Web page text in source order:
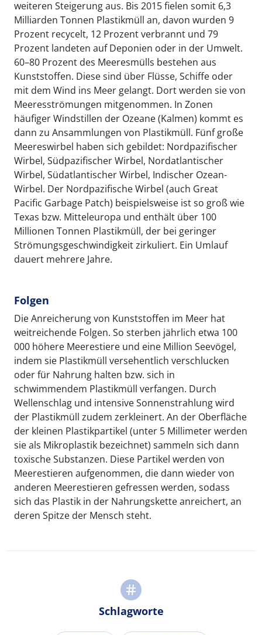
weiteren Steigerung aus. Bis 2015 fielen somit 6,3
Milliarden Tonnen Plastikmüll an, davon wurden 9
Prozent recycelt, 12 Prozent verbrannt und 79
Prozent landeten auf Deponien oder in der Umwelt.
60–80 Prozent des Meeresmülls bestehen aus
Kunststoffen. Diese sind über Flüsse, Schiffe oder
mit dem Wind ins Meer gelangt. Dort werden sie von
Meeresströmungen mitgenommen. In Zonen
häufiger Windstillen der Ozeane (Kalmen) kommt es
dann zu Ansammlungen von Plastikmüll. Fünf große
Meereswirbel haben sich gebildet: Nordpazifischer
Wirbel, Südpazifischer Wirbel, Nordatlantischer
Wirbel, Südatlantischer Wirbel, Indischer Ozean-
Wirbel. Der Nordpazifische Wirbel (auch Great
Pacific Garbage Patch) beispielsweise ist so groß wie
Texas bzw. Mitteleuropa und enthält über 100
Millionen Tonnen Plastikmüll, der bei geringer
Strömungsgeschwindigkeit zirkuliert. Ein Umlauf
dauert mehrere Jahre.
Folgen
Die Anreicherung von Kunststoffen im Meer hat
weitreichende Folgen. So sterben jährlich etwa 100
000 höhere Meerestiere und eine Million Seevögel,
indem sie Plastikmüll versehentlich verschlucken
oder für Nahrung halten bzw. sich in
schwimmendem Plastikmüll verfangen. Durch
Wellenschlag und intensive Sonnenstrahlung wird
der Plastikmüll zudem zerkleinert. An der Oberfläche
der kleinen Plastikpartikel (unter 5 Millimeter werden
sie als Mikroplastik bezeichnet) sammeln sich dann
toxische Substanzen. Diese Partikel werden von
Meerestieren aufgenommen, die dann wieder von
anderen Meerestieren gefressen werden, sodass
sich das Plastik in der Nahrungskette anreichert, an
deren Spitze der Mensch steht.
Schlagworte